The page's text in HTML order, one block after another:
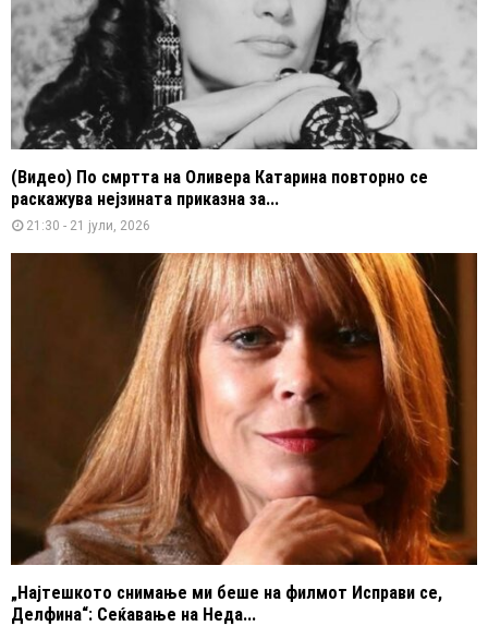
(Видео) По смртта на Оливера Катарина повторно се
раскажува нејзината приказна за...
21:30 - 21 јули, 2026
„Најтешкото снимање ми беше на филмот Исправи се,
Делфина“: Сеќавање на Неда...